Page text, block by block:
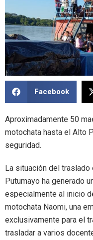
Facebook
Aproximadamente 50
motochata hasta el Alto
seguridad.
La situación del
Putumayo ha generado
especialmente al inicio
motochata Naomi, una
exclusivamente para el
trasladar a varios